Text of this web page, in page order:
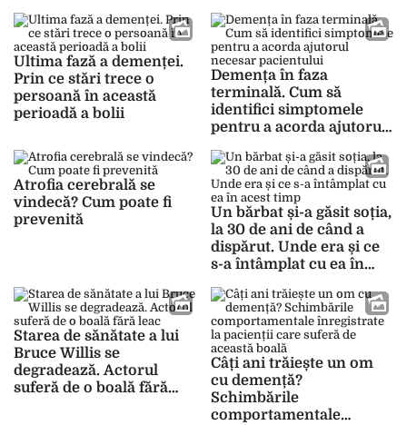
Ultima fază a demenței.
Prin ce stări trece o
persoană în această
perioadă a bolii
Demența în faza
terminală. Cum să
identifici simptomele
pentru a acorda ajutorul
Atrofia cerebrală se
vindecă? Cum poate fi
prevenită
Un bărbat și-a găsit soția,
la 30 de ani de când a
dispărut. Unde era și ce
s-a întâmplat cu ea în
Starea de sănătate a lui
Bruce Willis se
degradează. Actorul
suferă de o boală fără
Câți ani trăiește un om
cu demență?
Schimbările
comportamentale